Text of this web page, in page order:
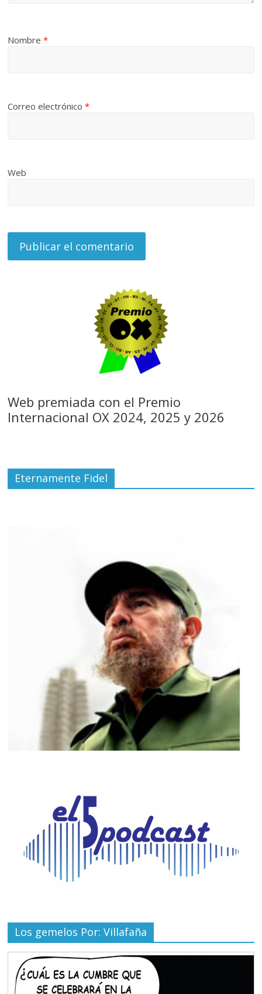
Nombre*
Correo electrónico*
Web
Web premiada con el Premio
Internacional OX 2024, 2025 y 2026
Eternamente Fidel
Los gemelos Por: Villafaña